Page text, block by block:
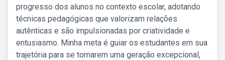
progresso dos alunos no contexto escolar, adotando
técnicas pedagógicas que valorizam relações
autênticas e são impulsionadas por criatividade e
entusiasmo. Minha meta é guiar os estudantes em sua
trajetória para se tornarem uma geração excepcional,